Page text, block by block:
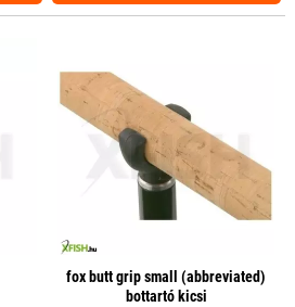
fox butt grip small (abbreviated)
bottartó kicsi